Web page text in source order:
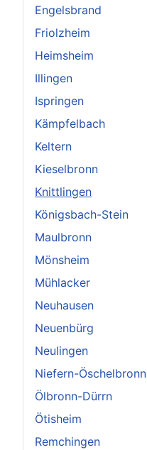
Engelsbrand
Friolzheim
Heimsheim
Illingen
Ispringen
Kämpfelbach
Keltern
Kieselbronn
Knittlingen
Königsbach-Stein
Maulbronn
Mönsheim
Mühlacker
Neuhausen
Neuenbürg
Neulingen
Niefern-Öschelbronn
Ölbronn-Dürrn
Ötisheim
Remchingen